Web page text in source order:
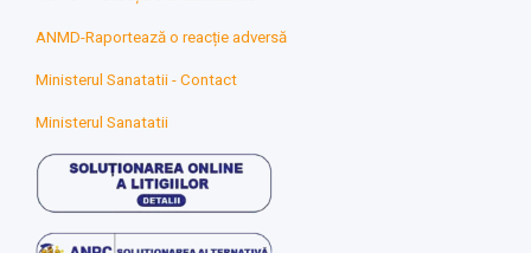
ANMD-Raportează o reacție adversă
Ministerul Sanatatii - Contact
Ministerul Sanatatii